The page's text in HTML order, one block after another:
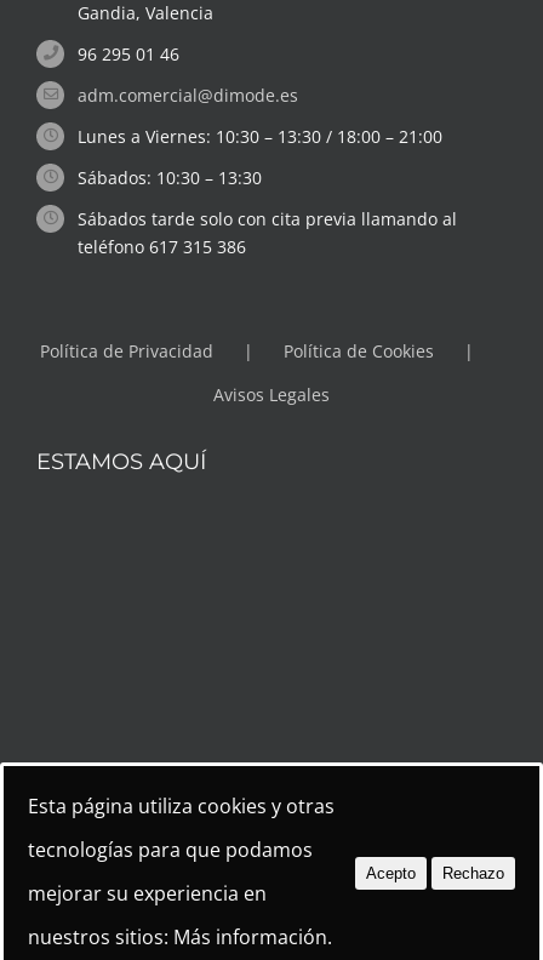
Gandia, Valencia
96 295 01 46
adm.comercial@dimode.es
Lunes a Viernes: 10:30 – 13:30 / 18:00 – 21:00
Sábados: 10:30 – 13:30
Sábados tarde solo con cita previa llamando al
teléfono 617 315 386
Política de Privacidad
Política de Cookies
Avisos Legales
ESTAMOS AQUÍ
Esta página utiliza cookies y otras
tecnologías para que podamos
mejorar su experiencia en
nuestros sitios: Más información.
Acepto Rechazo